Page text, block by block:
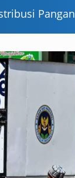
Pangan